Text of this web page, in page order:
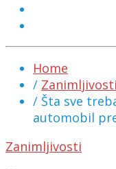
Home
/ Zanimljivosti
/ Šta sve
automobil
Zanimljivosti